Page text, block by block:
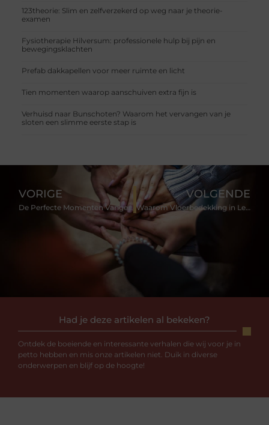
123theorie: Slim en zelfverzekerd op weg naar je theorie-
examen
Fysiotherapie Hilversum: professionele hulp bij pijn en
bewegingsklachten
Prefab dakkapellen voor meer ruimte en licht
Tien momenten waarop aanschuiven extra fijn is
Verhuisd naar Bunschoten? Waarom het vervangen van je
sloten een slimme eerste stap is
Had je deze artikelen al bekeken?
Ontdek de boeiende en interessante verhalen die wij voor je in
petto hebben en mis onze artikelen niet. Duik in diverse
onderwerpen en blijf op de hoogte!
VORIGE
De Perfecte Momenten Vangen met een Trouwfotograaf in Alkmaar
VOLGENDE
Waarom Vloerbedekking in Leiden de Beste Keuze is voor je Huis